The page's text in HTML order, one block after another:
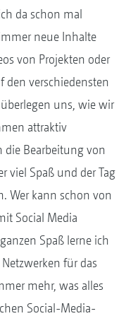
da schon mal
neue Inhalte
von Projekten oder
den verschiedensten
uns, wie wir
attraktiv
Bearbeitung von
viel Spaß und der Tag
Wer kann schon von
Social Media
Spaß lerne ich
für das
mehr, was alles
Social-Media-